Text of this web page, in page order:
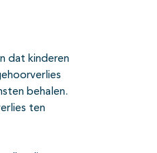
dat kinderen
behalen.
ten